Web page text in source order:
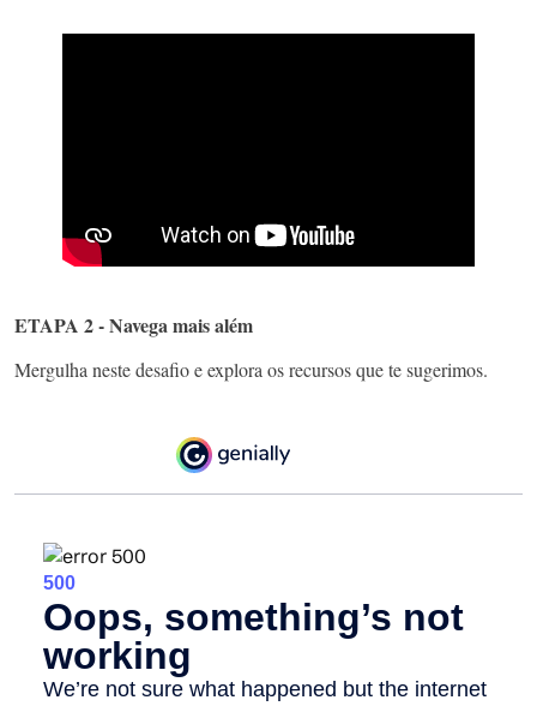
ETAPA 2 - Navega mais além
Mergulha neste desafio e explora os recursos que te sugerimos.